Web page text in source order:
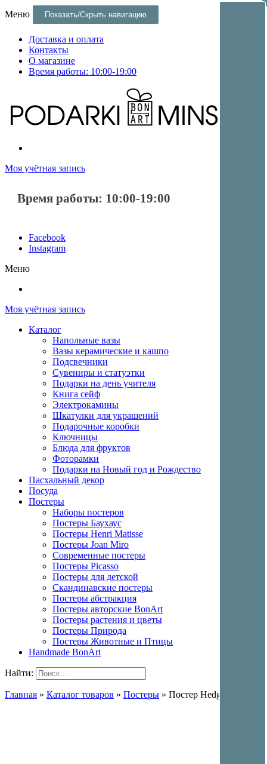
Меню Показать/Скрыть навигацию
Доставка и оплата
Контакты
О магазине
Время работы: 10:00-19:00
Постеры и оригинальные подарки и сувениры в Минске
Постеры и оригинальные подарки в Минске
Моя учётная запись
Время работы: 10:00-19:00
Facebook
Instagram
Меню
Моя учётная запись
Каталог
Напольные вазы
Вазы керамические и кашпо
Подсвечники
Сувениры и статуэтки
Подарки на день учителя
Книга сейф
Электрокамины
Шкатулки для украшений
Подарочные коробки
Ключницы
Блюда для фруктов
Фоторамки
Подарки на Новый год и Рождество
Пасхальный декор
Посуда
Постеры
Наборы постеров
Постеры Баухаус
Постеры Henri Matisse
Постеры Joan Miro
Современные постеры
Постеры Picasso
Постеры для детской
Скандинавские постеры
Постеры абстракция
Постеры авторские BonArt
Постеры растения и цветы
Постеры Природа
Постеры Животные и Птицы
Handmade BonArt
Найти:
Главная » Каталог товаров » Постеры » Постер Hedgehog 3